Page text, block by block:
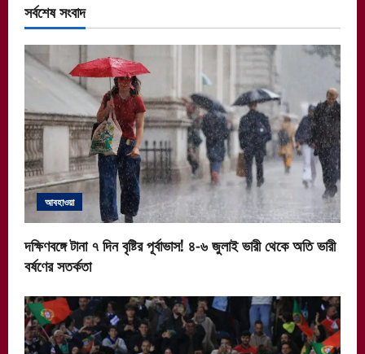
সর্বশেষ সংবাদ
আবহাওয়া
দক্ষিণবঙ্গে টানা ৭ দিন বৃষ্টির পূর্বাভাস! ৪-৬ জুলাই ভারী থেকে অতি ভারী
বর্ষণের সতর্কতা